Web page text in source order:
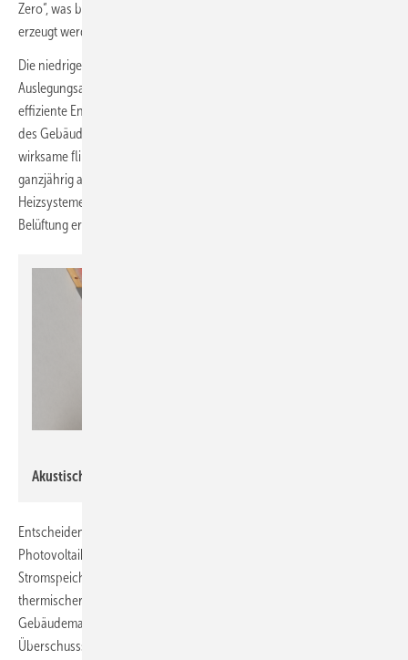
Zero“, was bedeutet, dass rund 95 % des Energiebedarfs direkt vor Ort
erzeugt werden.
Die niedrige Heizsystemtemperatur von rund 28 °C bei der
Auslegungsaußentemperatur von − 13 °C ermöglicht eine sehr
effiziente Energienutzung. Während die thermische Speichermasse
des Gebäudes Wärme langfristig speichert, sorgt die akustisch
wirksame flinke Klimadecke mit einem Lastanteil von rund 30 % für ein
ganzjährig angenehmes Raumklima. Im Vergleich zu klassischen
Heizsystemen soll so der Energieverbrauch um 50 % geringer sein. Die
Belüftung erfolgt über eine Lüftungsanlage mit Wärmerückgewinnung.
Akustisch wirksame Klimadecke.
Entscheidende Bestandteile der Energieversorgung sind eine
Photovoltaik-Anlage mit einer Leistung von 270 kW
Stromspeicher mit einer Kapazität von 350 kWh und ein regelbarer
thermischer Speicher mit einer Kapazität von 24 MWh in der
Gebäudemasse. Er kann netzdienlich genutzt werden, indem
Überschussstrom als Wärme gespeichert wird. Der Strom der PV-